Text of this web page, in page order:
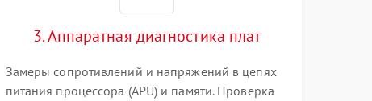
3. Аппаратная диагностика плат
Замеры сопротивлений и напряжений в цепях
питания процессора (APU) и памяти. Проверка